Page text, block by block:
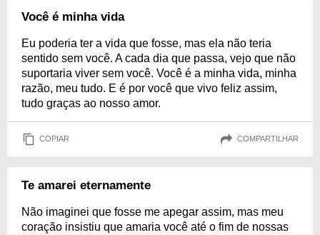
Você é minha vida
Eu poderia ter a vida que fosse, mas ela não teria
sentido sem você. A cada dia que passa, vejo que não
suportaria viver sem você. Você é a minha vida, minha
razão, meu tudo. E é por você que vivo feliz assim,
tudo graças ao nosso amor.
COPIAR COMPARTILHAR
Te amarei eternamente
Não imaginei que fosse me apegar assim, mas meu
coração insistiu que amaria você até o fim de nossas